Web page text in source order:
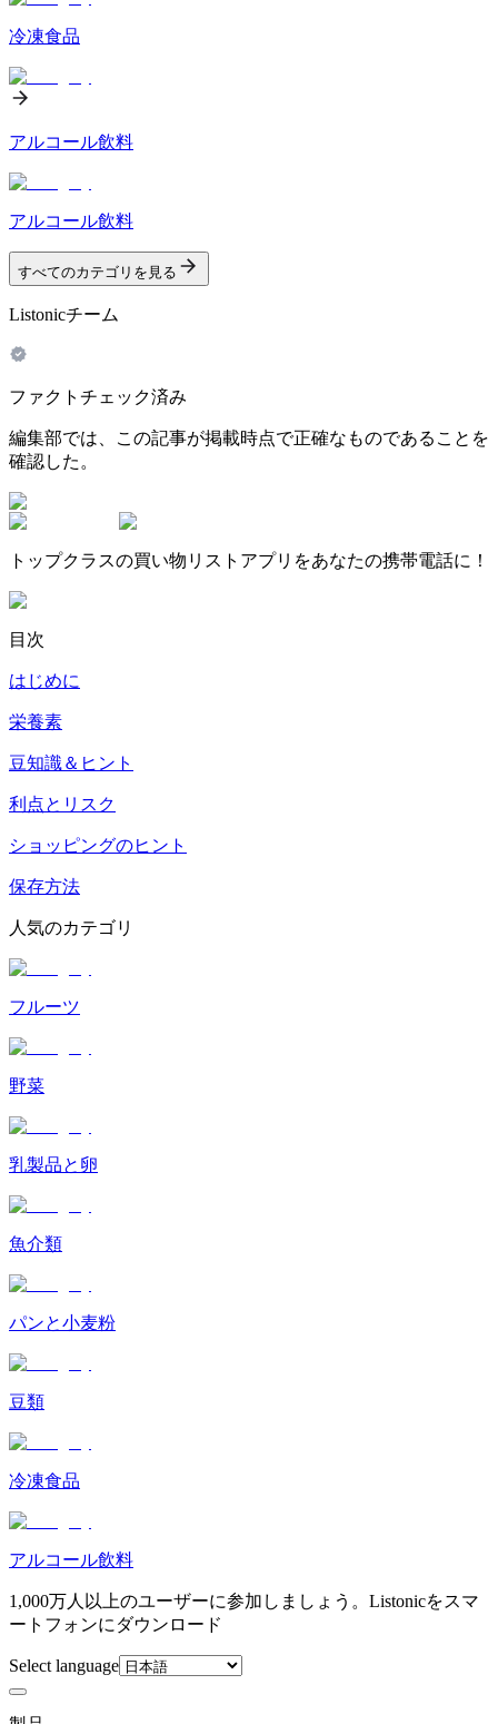
冷凍食品
アルコール飲料
アルコール飲料
すべてのカテゴリを見る
Listonicチーム
ファクトチェック済み
編集部では、この記事が掲載時点で正確なものであることを
確認した。
トップクラスの買い物リストアプリをあなたの携帯電話に！
目次
はじめに
栄養素
豆知識＆ヒント
利点とリスク
ショッピングのヒント
保存方法
人気のカテゴリ
フルーツ
野菜
乳製品と卵
魚介類
パンと小麦粉
豆類
冷凍食品
アルコール飲料
1,000万人以上のユーザーに参加しましょう。Listonicをスマ
ートフォンにダウンロード
Select language